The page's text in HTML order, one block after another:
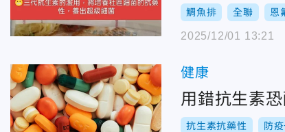
鯛魚排 全聯 恩
2025/12/01 13:21
健康
用錯抗生素
抗生素抗藥性 防